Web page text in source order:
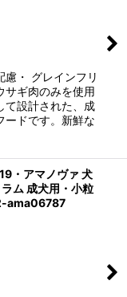
慮・ グレインフリ
サギ肉のみを使用
て設計された、成
ードです。新鮮な
・アマノヴァ 犬
ム 成犬用・小粒
ama06787